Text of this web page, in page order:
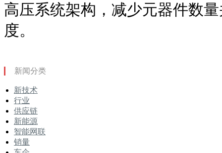
高压系统架构，减少元器件数
度。
新闻分类
新技术
行业
供应链
新能源
智能网联
销量